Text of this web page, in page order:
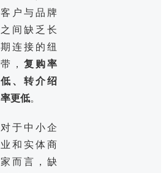
客户与品牌
之间缺乏长
期连接的纽
带， 复购率
低、转介绍
率更低。
对于中小企
业和实体商
家而言，缺